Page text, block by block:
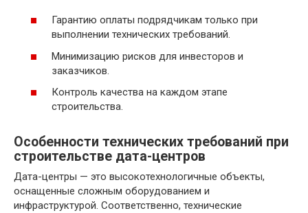
Гарантию оплаты подрядчикам только при
выполнении технических требований.
Минимизацию рисков для инвесторов и
заказчиков.
Контроль качества на каждом этапе
строительства.
Особенности технических требований при
строительстве дата-центров
Дата-центры — это высокотехнологичные объекты,
оснащенные сложным оборудованием и
инфраструктурой. Соответственно, технические